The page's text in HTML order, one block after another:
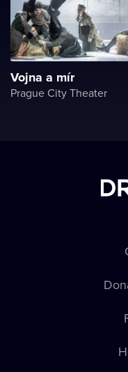
Vojna a mír
Prague City Theater